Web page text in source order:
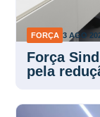
FORÇA 3 AGO
Força
pela